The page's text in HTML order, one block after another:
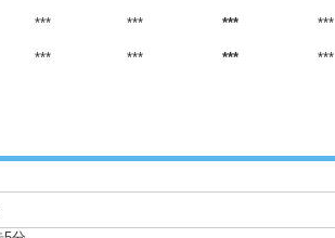
*** *** *** ***
*** *** *** ***